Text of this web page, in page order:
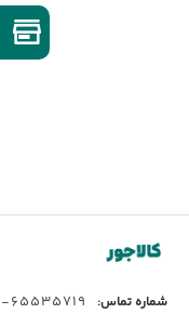
شماره تماس:
65535719-021